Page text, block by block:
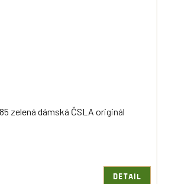
zelená dámská ČSLA originál
DETAIL